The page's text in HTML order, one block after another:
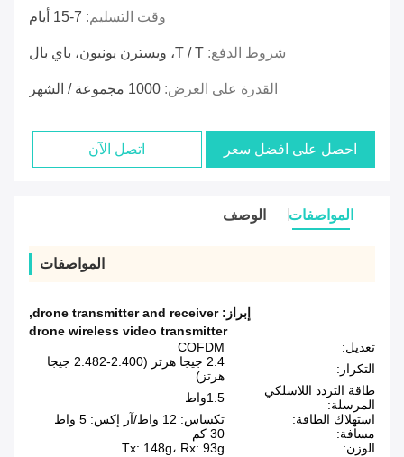
وقت التسليم: 7-15 أيام
شروط الدفع: T / T، ويسترن يونيون، باي بال
القدرة على العرض: 1000 مجموعة / الشهر
احصل على افضل سعر اتصل الآن
المواصفات الوصف
المواصفات
إبراز:drone transmitter and receiver
,
drone wireless video transmitter
تعديل:
COFDM
التكرار:
2.4 جيجا هرتز (2.400-2.482 جيجا
هرتز)
طاقة التردد اللاسلكي
المرسلة:
1.5واط
استهلاك الطاقة:
تكساس: 12 واط/آر إكس: 5 واط
مسافة:
30 كم
الوزن:
Tx: 148g، Rx: 93g